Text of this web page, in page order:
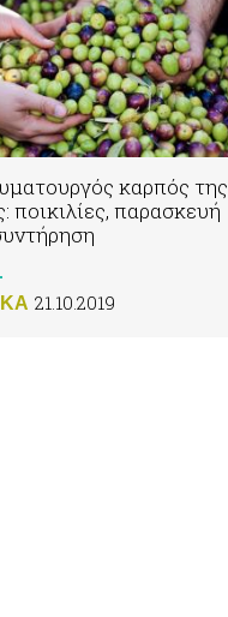
καρπός της
ποικιλίες, παρασκευή
21.10.2019